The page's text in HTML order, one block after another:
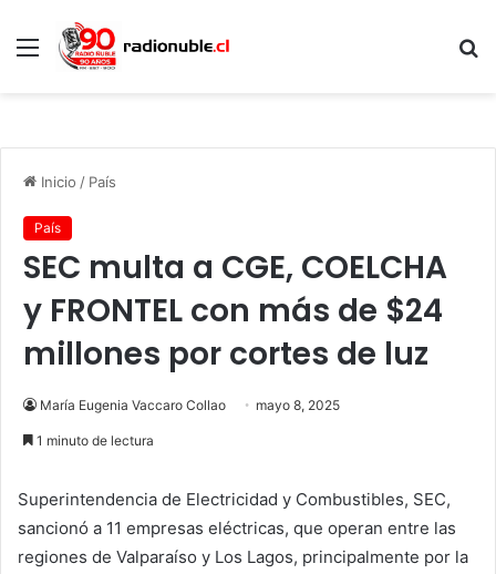
Menú
Inicio / País
País
SEC multa a CGE, COELCHA
y FRONTEL con más de $24
millones por cortes de luz
María Eugenia Vaccaro Collao mayo 8, 2025
1 minuto de lectura
Superintendencia de Electricidad y Combustibles, SEC,
sancionó a 11 empresas eléctricas, que operan entre las
regiones de Valparaíso y Los Lagos, principalmente por la